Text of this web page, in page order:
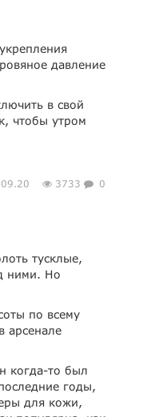
давление
в свой
чтобы утром
3733 0
тусклые,
ними. Но
по всему
арсенале
когда-то был
годы,
для кожи,